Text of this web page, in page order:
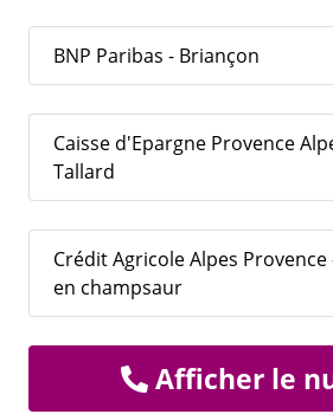
BNP Paribas - Briançon
Caisse d'Epargne Provence
Tallard
Crédit Agricole Alpes
en champsaur
Afficher le